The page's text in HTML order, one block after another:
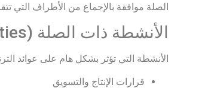
الصلة موافقة بالإجماع من الأطراف التي
الأنشطة ذات الصلة (Relevant Activities)
الأنشطة التي تؤثر بشكل هام على عوائد
قرارات الإنتاج والتسويق